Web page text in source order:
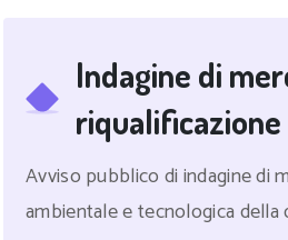
Indagine di
riqualificazione
Avviso pubblico di indagine di
ambientale e tecnologica della